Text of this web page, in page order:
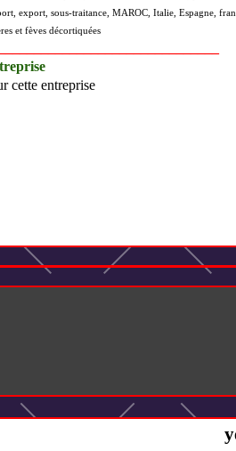
export, sous-traitance, MAROC, Italie, Espagne,
et fèves décortiquées
cette entreprise